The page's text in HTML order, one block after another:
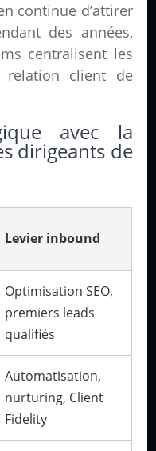
continue d’attirer
des années,
centralisent les
client de
avec la
dirigeants de
Levier inbound
Optimisation SEO,
premiers leads
qualifiés
Automatisation,
nurturing, Client
Fidelity